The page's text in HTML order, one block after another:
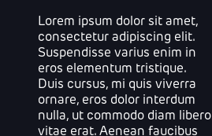
Lorem ipsum dolor sit amet,
consectetur adipiscing elit.
Suspendisse varius enim in
eros elementum tristique.
Duis cursus, mi quis viverra
ornare, eros dolor interdum
nulla, ut commodo diam libero
vitae erat. Aenean faucibus